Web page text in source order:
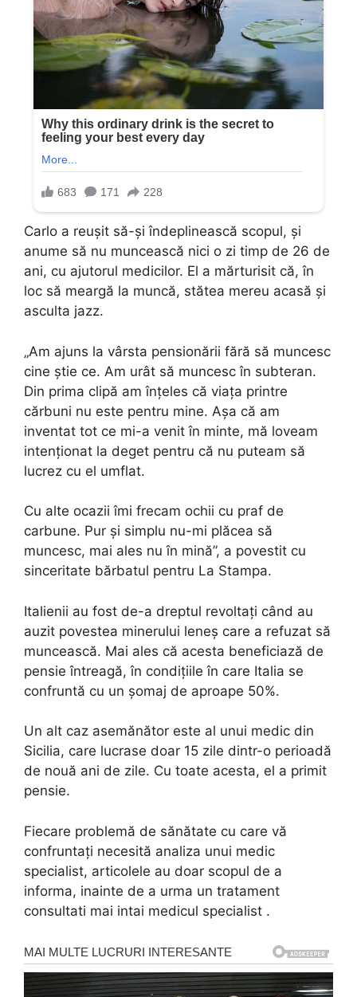
Carlo a reușit să-și îndeplinească scopul, și
anume să nu muncească nici o zi timp de 26 de
ani, cu ajutorul medicilor. El a mărturisit că, în
loc să meargă la muncă, stătea mereu acasă și
asculta jazz.
„Am ajuns la vârsta pensionării fără să muncesc
cine știe ce. Am urât să muncesc în subteran.
Din prima clipă am înțeles că viața printre
cărbuni nu este pentru mine. Așa că am
inventat tot ce mi-a venit în minte, mă loveam
intenționat la deget pentru că nu puteam să
lucrez cu el umflat.
Cu alte ocazii îmi frecam ochii cu praf de
carbune. Pur și simplu nu-mi plăcea să
muncesc, mai ales nu în mină”, a povestit cu
sinceritate bărbatul pentru La Stampa.
Italienii au fost de-a dreptul revoltați când au
auzit povestea minerului leneș care a refuzat să
muncească. Mai ales că acesta beneficiază de
pensie întreagă, în condițiile în care Italia se
confruntă cu un șomaj de aproape 50%.
Un alt caz asemănător este al unui medic din
Sicilia, care lucrase doar 15 zile dintr-o perioadă
de nouă ani de zile. Cu toate acesta, el a primit
pensie.
Fiecare problemă de sănătate cu care vă
confruntați necesită analiza unui medic
specialist, articolele au doar scopul de a
informa, inainte de a urma un tratament
consultati mai intai medicul specialist .